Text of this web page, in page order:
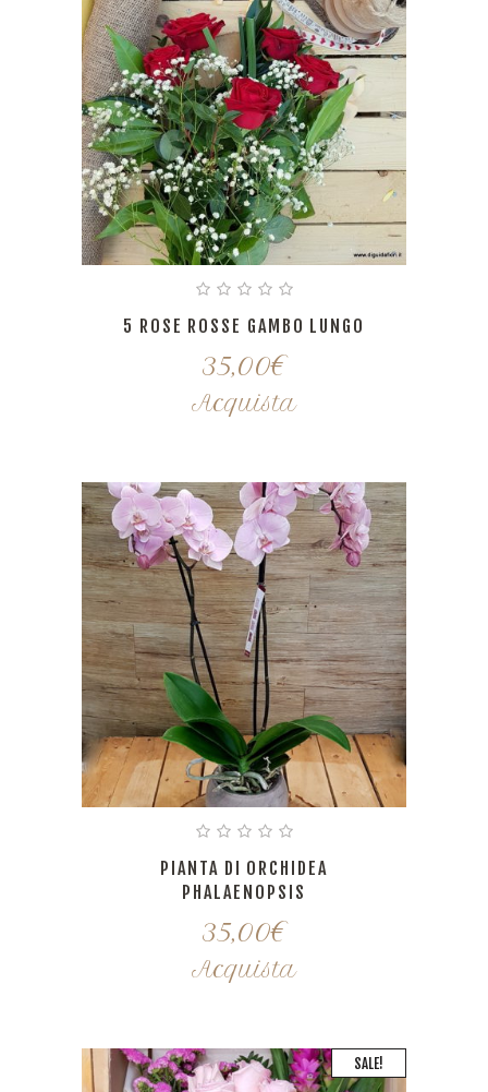
5 ROSE ROSSE GAMBO LUNGO
35,00€
Acquista
PIANTA DI ORCHIDEA
PHALAENOPSIS
35,00€
Acquista
SALE!